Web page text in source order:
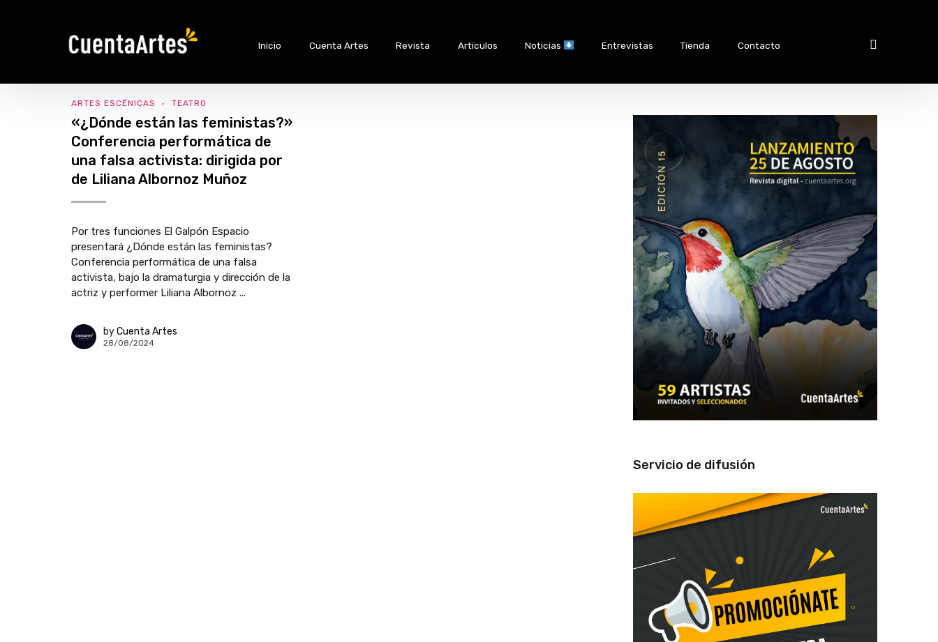
Inicio Cuenta Artes Revista Artículos Noticias Entrevistas Tienda Contacto
ARTES ESCÉNICAS TEATRO
«¿Dónde están las feministas?»
Conferencia performática de
una falsa activista: dirigida por
de Liliana Albornoz Muñoz
Por tres funciones El Galpón Espacio
presentará ¿Dónde están las feministas?
Conferencia performática de una falsa
activista, bajo la dramaturgia y dirección de la
actriz y performer Liliana Albornoz ...
byCuenta Artes
28/08/2024
Servicio de difusión